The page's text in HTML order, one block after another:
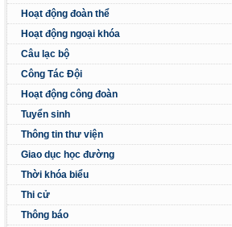
Hoạt động đoàn thể
Hoạt động ngoại khóa
Câu lạc bộ
Công Tác Đội
Hoạt động công đoàn
Tuyển sinh
Thông tin thư viện
Giao dục học đường
Thời khóa biểu
Thi cử
Thông báo